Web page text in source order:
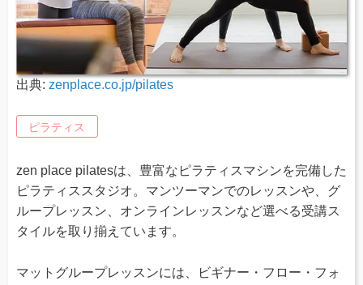
出典: zenplace.co.jp/pilates
ピラティス
zen place pilatesは、豊富なピラティスマシンを完備した
ピラティススタジオ。マンツーマンでのレッスンや、グ
ループレッスン、オンラインレッスンなど選べる受講ス
タイルを取り揃えています。
マットグループレッスンには、ビギナー・フロー・フォ